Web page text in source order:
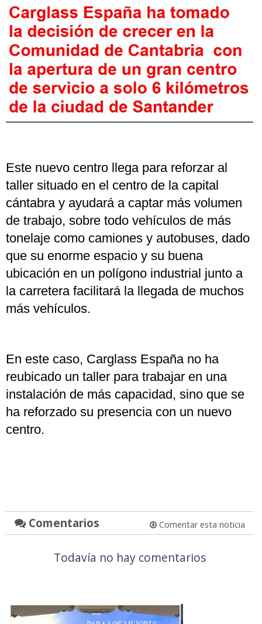
Este nuevo centro llega para reforzar al
taller situado en el centro de la capital
cántabra y ayudará a captar más volumen
de trabajo, sobre todo vehículos de más
tonelaje como camiones y autobuses, dado
que su enorme espacio y su buena
ubicación en un polígono industrial junto a
la carretera facilitará la llegada de muchos
más vehículos.
En este caso, Carglass España no ha
reubicado un taller para trabajar en una
instalación de más capacidad, sino que se
ha reforzado su presencia con un nuevo
centro.
Comentarios Comentar esta noticia
Todavía no hay comentarios